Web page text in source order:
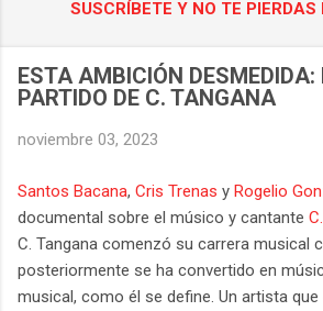
SUSCRÍBETE Y NO TE PIERDAS
ESTA AMBICIÓN DESMEDIDA:
PARTIDO DE C. TANGANA
noviembre 03, 2023
Santos Bacana, Cris Trenas y Rogelio
documental sobre el músico y cantante
C. Tangana comenzó su carrera musical
posteriormente se ha convertido en
musical, como él se define. Un artista